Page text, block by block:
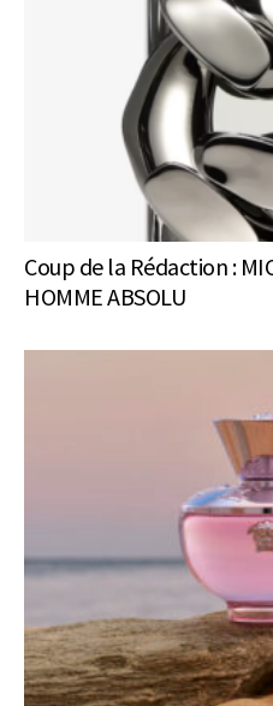
Coup de la Rédaction :
HOMME ABSOLU